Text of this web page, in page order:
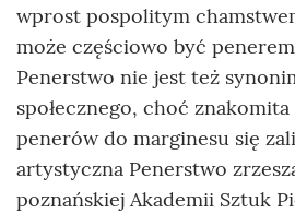
wprost pospolitym
może częściowo być
Penerstwo nie jest też
społecznego, choć
penerów do marginesu się
artystyczna Penerstwo
poznańskiej Akademii Sztuk